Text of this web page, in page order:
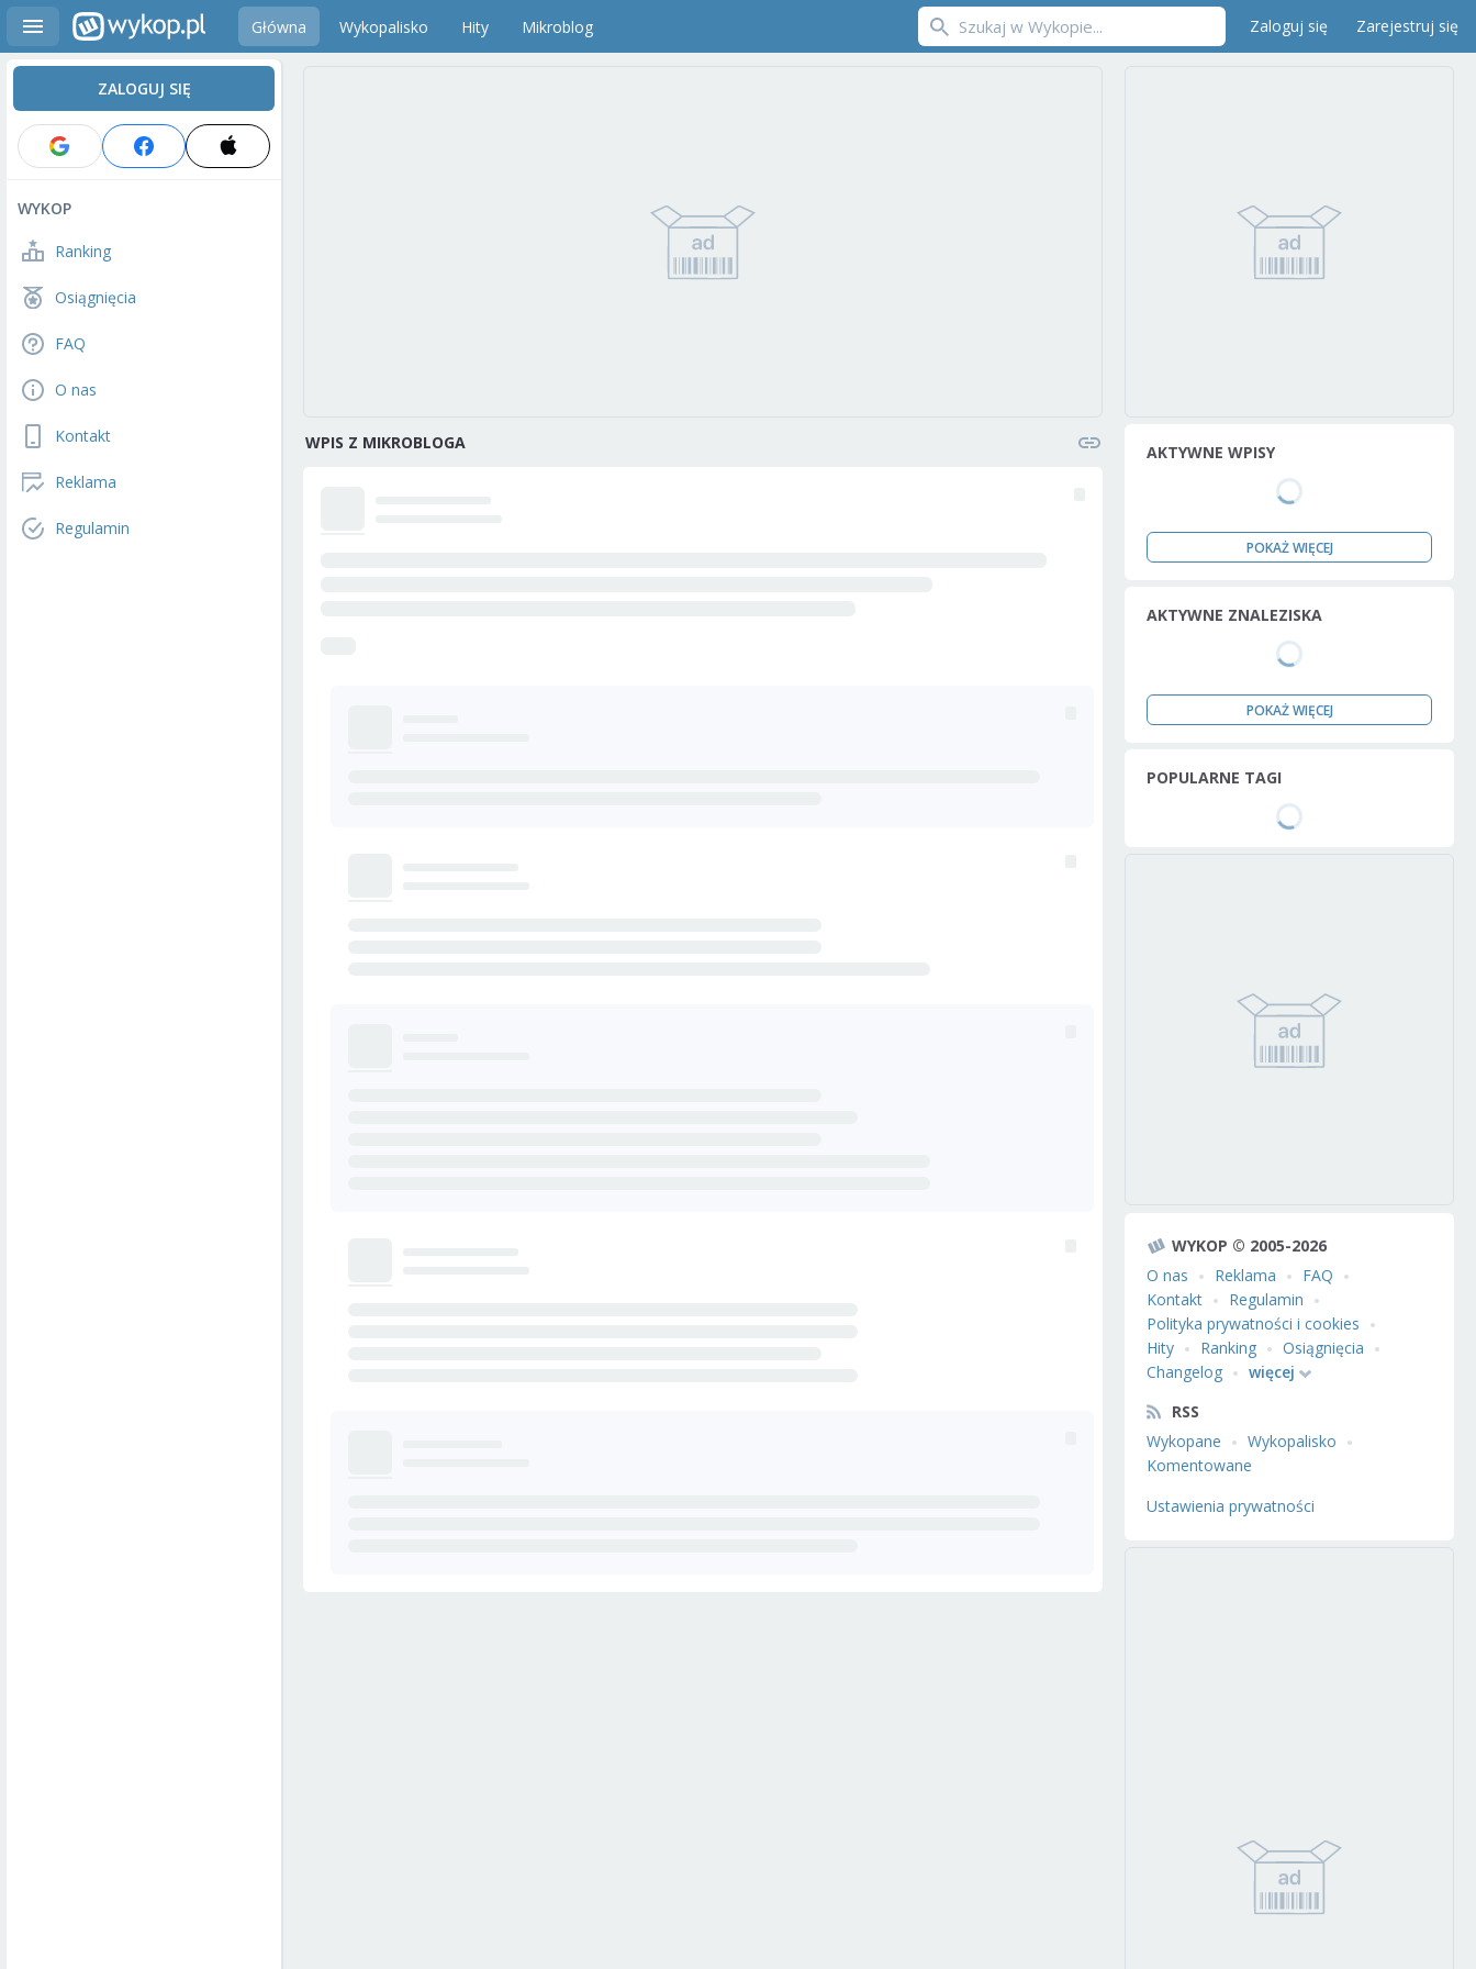
Główna Wykopalisko Hity Mikroblog Zaloguj się Zarejestruj się
ZALOGUJ SIĘ
WYKOP
Ranking
Osiągnięcia
FAQ
O nas
Kontakt
Reklama
Regulamin
WPIS Z MIKROBLOGA AKTYWNE WPISY
POKAŻ WIĘCEJ
AKTYWNE ZNALEZISKA
POKAŻ WIĘCEJ
POPULARNE TAGI
WYKOP © 2005-2026
O nas
Reklama
FAQ
Kontakt
Regulamin
Polityka prywatności i cookies
Hity
Ranking
Osiągnięcia
Changelog
więcej
RSS
Wykopane
Wykopalisko
Komentowane
Ustawienia prywatności